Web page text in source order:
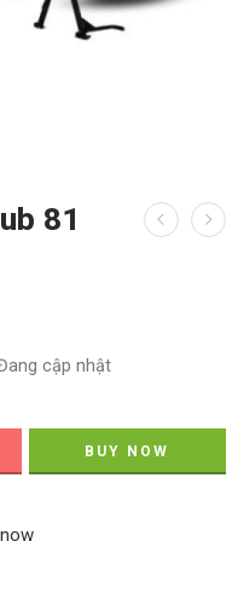
81
cập nhật
BUY NOW